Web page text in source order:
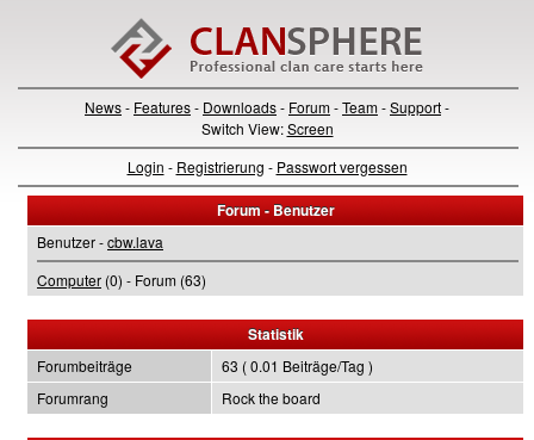
News- Features- Downloads- Forum-Team-Support-
Switch View:Screen
Login - Registrierung - Passwort vergessen
Forum - Benutzer
Benutzer -cbw.lava
Computer (0) - Forum (63)
Statistik
Forumbeiträge
63 ( 0.01 Beiträge/Tag )
Forumrang
Rock the board